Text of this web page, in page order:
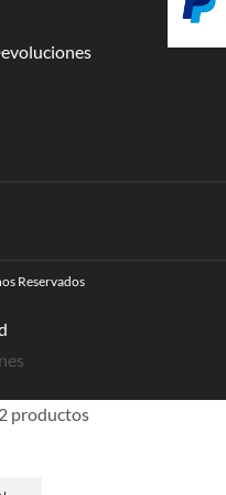
Reservados
productos